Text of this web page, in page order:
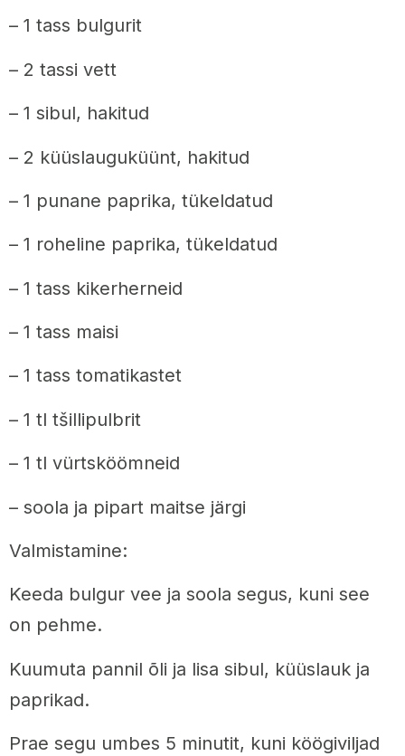
– 1 tass bulgurit
– 2 tassi vett
– 1 sibul, hakitud
– 2 küüslauguküünt, hakitud
– 1 punane paprika, tükeldatud
– 1 roheline paprika, tükeldatud
– 1 tass kikerherneid
– 1 tass maisi
– 1 tass tomatikastet
– 1 tl tšillipulbrit
– 1 tl vürtsköömneid
– soola ja pipart maitse järgi
Valmistamine:
Keeda bulgur vee ja soola segus, kuni see
on pehme.
Kuumuta pannil õli ja lisa sibul, küüslauk ja
paprikad.
Prae segu umbes 5 minutit, kuni köögiviljad